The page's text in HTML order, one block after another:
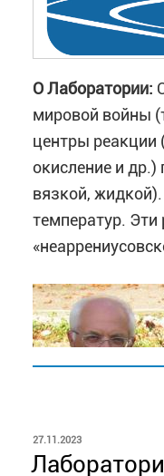
О Лаборатории:
мировой войны
центры реакции
окисление и
вязкой,
температур.
ОПУБЛИКОВАНО
27.11.2023